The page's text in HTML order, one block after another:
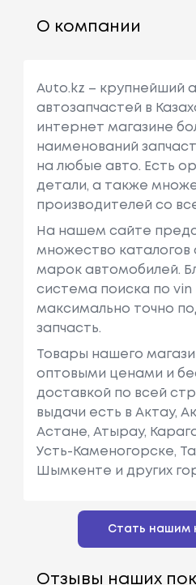
О компании
Auto.kz – крупнейший
автозапчастей в
интернет магазине
наименований
на любые авто. Есть
детали, а также
производителей со
На нашем сайте
множество каталогов
марок автомобилей.
система поиска по vin
максимально точно
запчасть.
Товары нашего
оптовыми ценами и
доставкой по всей
выдачи есть в Актау,
Астане, Атырау,
Усть-Каменогорске,
Шымкенте и других
Стать нашим
Отзывы наших